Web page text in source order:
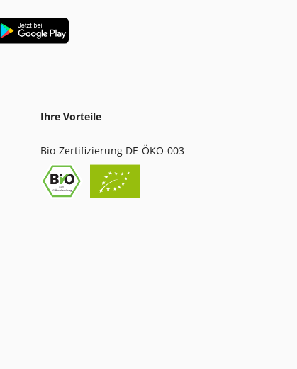
Ihre Vorteile
Bio-Zertifizierung DE-ÖKO-003